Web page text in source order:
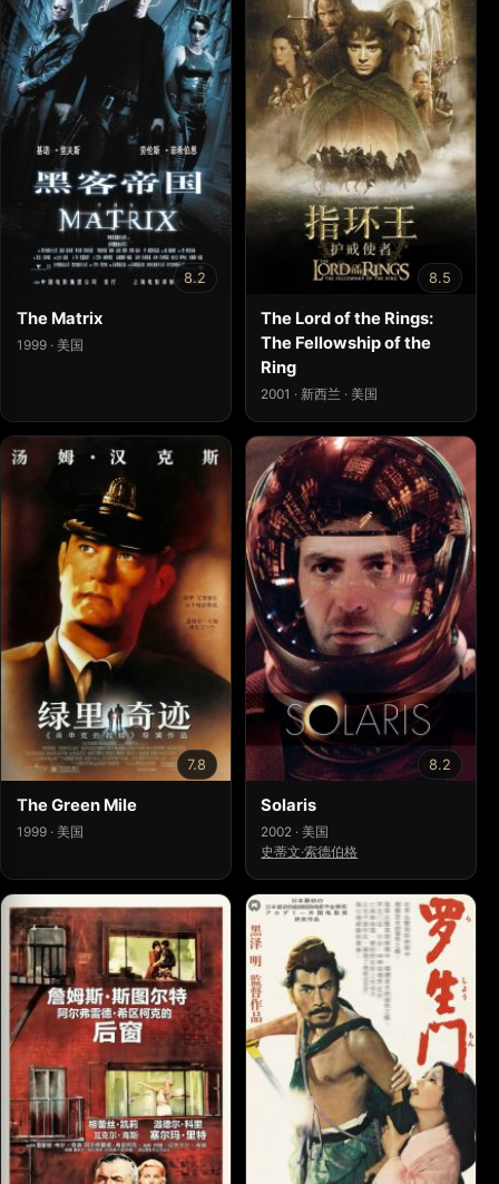
8.2
The Matrix
1999 · 美国
8.5
The Lord of the Rings:
The Fellowship of the
Ring
2001 · 新西兰 · 美国
7.8
The Green Mile
1999 · 美国
8.2
Solaris
2002 · 美国
史蒂文·索德伯格